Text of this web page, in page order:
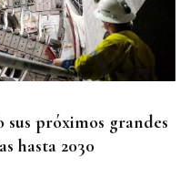
próximos grandes
hasta 2030